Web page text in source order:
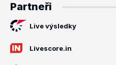
Partneři
Live výsledky
Livescore.in